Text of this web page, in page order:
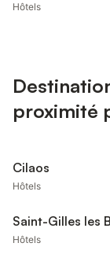
Hôtels
proximité
Cilaos
Hôtels
Saint-Gilles les
Hôtels